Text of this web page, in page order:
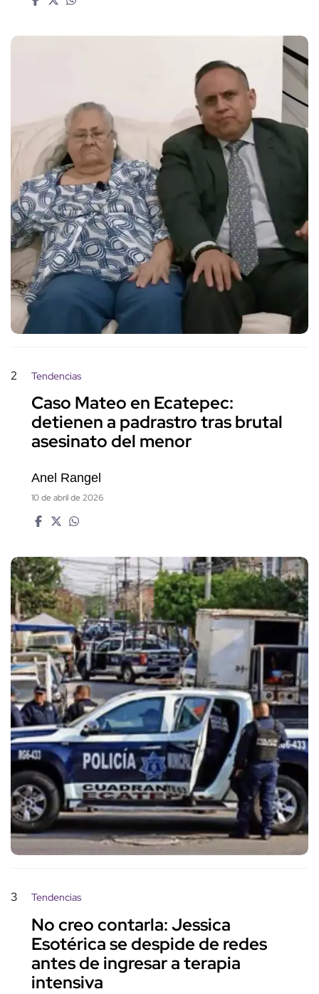
2 Tendencias
Caso Mateo en Ecatepec:
detienen a padrastro tras brutal
asesinato del menor
Anel Rangel
10 de abril de 2026
3 Tendencias
No creo contarla: Jessica
Esotérica se despide de redes
antes de ingresar a terapia
intensiva